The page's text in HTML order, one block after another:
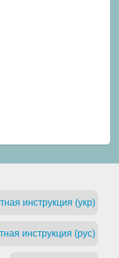
инструкция (укр)
инструкция (рус)